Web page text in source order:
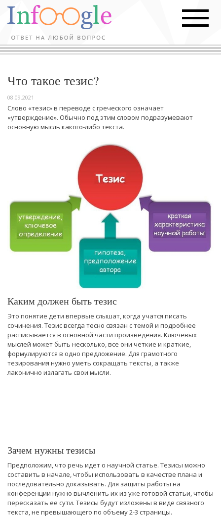
Что такое тезис?
08.09.2021
Слово «тезис» в переводе с греческого означает
«утверждение». Обычно под этим словом подразумевают
основную мысль какого-либо текста.
Каким должен быть тезис
Это понятие дети впервые слышат, когда учатся писать
сочинения. Тезис всегда тесно связан с темой и подробнее
расписывается в основной части произведения. Ключевых
мыслей может быть несколько, все они четкие и краткие,
формулируются в одно предложение. Для грамотного
тезирования нужно уметь сокращать тексты, а также
лаконично излагать свои мысли.
Зачем нужны тезисы
Предположим, что речь идет о научной статье. Тезисы можно
составить в начале, чтобы использовать в качестве плана и
последовательно доказывать. Для защиты работы на
конференции нужно вычленить их из уже готовой статьи, чтобы
пересказать ее сути. Тезисы будут изложены в виде связного
текста, не превышающего по объему 2-3 страницы.